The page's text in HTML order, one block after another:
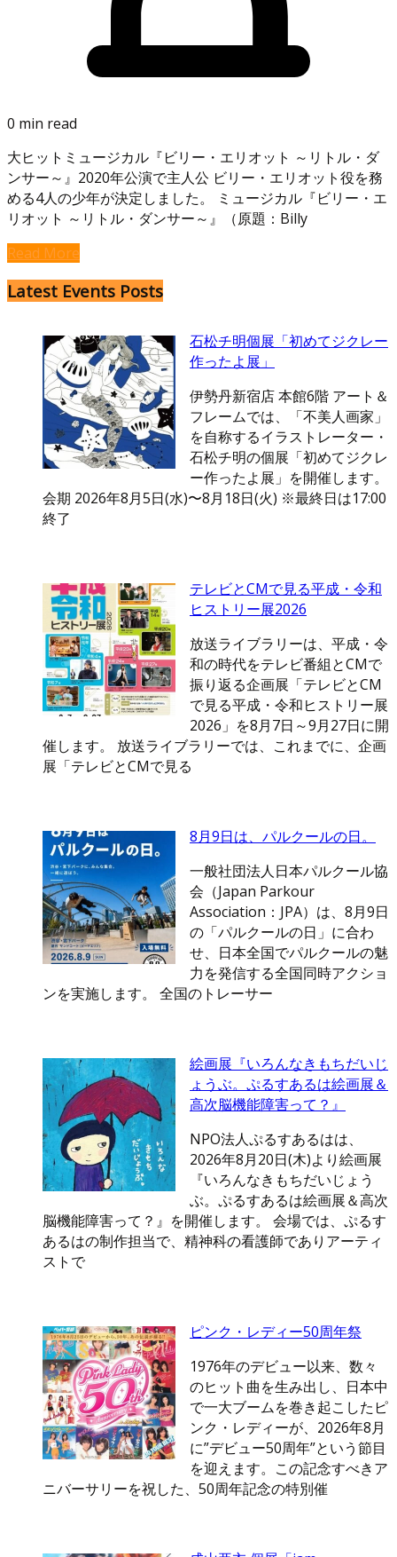
0 min read
大ヒットミュージカル『ビリー・エリオット ～リトル・ダ
ンサー～』2020年公演で主人公 ビリー・エリオット役を務
める4人の少年が決定しました。 ミュージカル『ビリー・エ
リオット ～リトル・ダンサー～』（原題：Billy
Read More
Latest Events Posts
石松チ明個展「初めてジクレー
作ったよ展」
伊勢丹新宿店 本館6階 アート＆
フレームでは、「不美人画家」
を自称するイラストレーター・
石松チ明の個展「初めてジクレ
ー作ったよ展」を開催します。
会期 2026年8月5日(水)〜8月18日(火) ※最終日は17:00
終了
テレビとCMで見る平成・令和
ヒストリー展2026
放送ライブラリーは、平成・令
和の時代をテレビ番組とCMで
振り返る企画展「テレビとCM
で見る平成・令和ヒストリー展
2026」を8月7日～9月27日に開
催します。 放送ライブラリーでは、これまでに、企画
展「テレビとCMで見る
8月9日は、パルクールの日。
一般社団法人日本パルクール協
会（Japan Parkour
Association：JPA）は、8月9日
の「パルクールの日」に合わ
せ、日本全国でパルクールの魅
力を発信する全国同時アクショ
ンを実施します。 全国のトレーサー
絵画展『いろんなきもちだいじ
ょうぶ。ぷるすあるは絵画展＆
高次脳機能障害って？』
NPO法人ぷるすあるはは、
2026年8月20日(木)より絵画展
『いろんなきもちだいじょう
ぶ。ぷるすあるは絵画展＆高次
脳機能障害って？』を開催します。 会場では、ぷるす
あるはの制作担当で、精神科の看護師でありアーティ
ストで
ピンク・レディー50周年祭
1976年のデビュー以来、数々
のヒット曲を生み出し、日本中
で一大ブームを巻き起こしたピ
ンク・レディーが、2026年8月
に”デビュー50周年”という節目
を迎えます。この記念すべきア
ニバーサリーを祝した、50周年記念の特別催